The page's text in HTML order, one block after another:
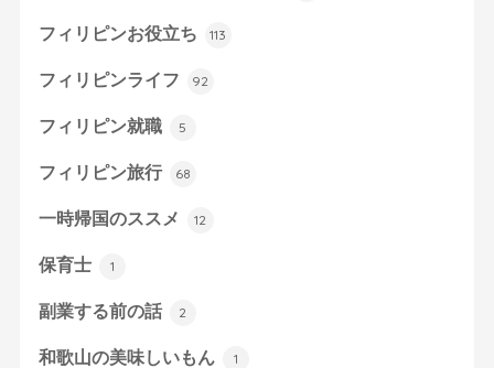
フィリピンお役立ち 113
フィリピンライフ 92
フィリピン就職 5
フィリピン旅行 68
一時帰国のススメ 12
保育士 1
副業する前の話 2
和歌山の美味しいもん 1